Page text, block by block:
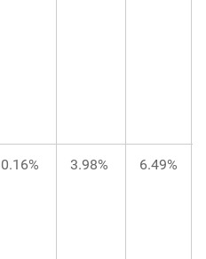
0.16% 3.98% 6.49%